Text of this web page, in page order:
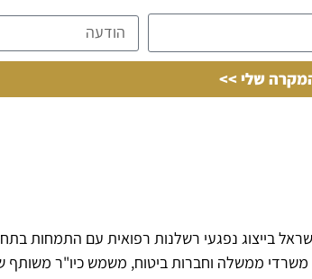
שלי >>
בייצוג נפגעי רשלנות רפואית עם התמחות
רפואיים, משרדי ממשלה וחברות ביטוח, משמש כיו"ר